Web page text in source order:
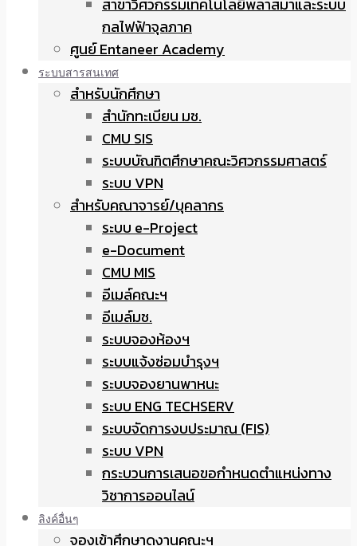
สาขาวิศวกรรมเทคโนโลยีพลาสมาและระบบ
กลไฟฟ้าจุลภาค
ศูนย์ Entaneer Academy
ระบบสารสนเทศ
สำหรับนักศึกษา
สำนักทะเบียน มช.
CMU SIS
ระบบบัณฑิตศึกษาคณะวิศวกรรมศาสตร์
ระบบ VPN
สำหรับคณาจารย์/บุคลากร
ระบบ e-Project
e-Document
CMU MIS
อีเมล์คณะฯ
อีเมล์มช.
ระบบจองห้องฯ
ระบบแจ้งซ่อมบำรุงฯ
ระบบจองยานพาหนะ
ระบบ ENG TECHSERV
ระบบจัดการงบประมาณ (FIS)
ระบบ VPN
กระบวนการเสนอขอกำหนดตำแหน่งทาง
วิชาการออนไลน์
ลิงค์อื่นๆ
จองเข้าศึกษาดูงานคณะฯ